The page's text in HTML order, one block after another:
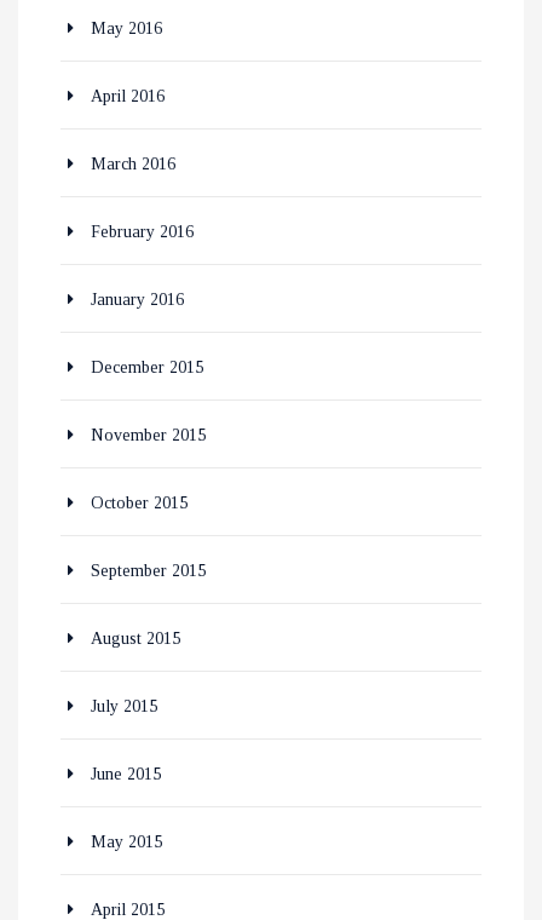
May 2016
April 2016
March 2016
February 2016
January 2016
December 2015
November 2015
October 2015
September 2015
August 2015
July 2015
June 2015
May 2015
April 2015